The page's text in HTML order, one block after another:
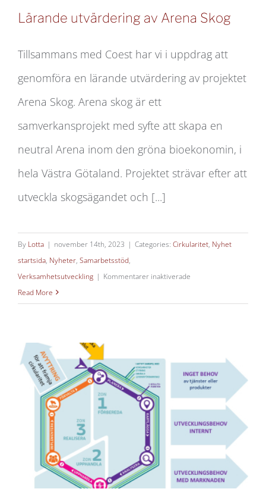
Lärande utvärdering av Arena Skog
Lärande utvärdering av Arena Skog
Tillsammans med Coest har vi i uppdrag att
genomföra en lärande utvärdering av projektet
Arena Skog. Arena skog är ett
samverkansprojekt med syfte att skapa en
neutral Arena inom den gröna bioekonomin, i
hela Västra Götaland. Projektet strävar efter att
utveckla skogsägandet och [...]
By Lotta | november 14th, 2023 | Categories: Cirkularitet, Nyhet
startsida, Nyheter, Samarbetsstöd,
Verksamhetsutveckling | Kommentarer inaktiverade
Read More